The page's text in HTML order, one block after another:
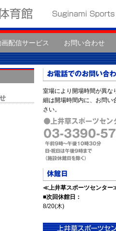
画配信サービス お問い合わせ
室場により開場時間が異な
細は開場時間内に、お問い
さい。
≪上井草スポーツセンタ
■次回休館日：
8/20(木)